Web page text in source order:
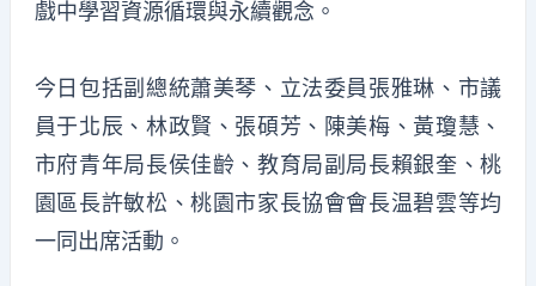
戲中學習資源循環與永續觀念。
今日包括副總統蕭美琴、立法委員張雅琳、市議
員于北辰、林政賢、張碩芳、陳美梅、黃瓊慧、
市府青年局長侯佳齡、教育局副局長賴銀奎、桃
園區長許敏松、桃園市家長協會會長温碧雲等均
一同出席活動。